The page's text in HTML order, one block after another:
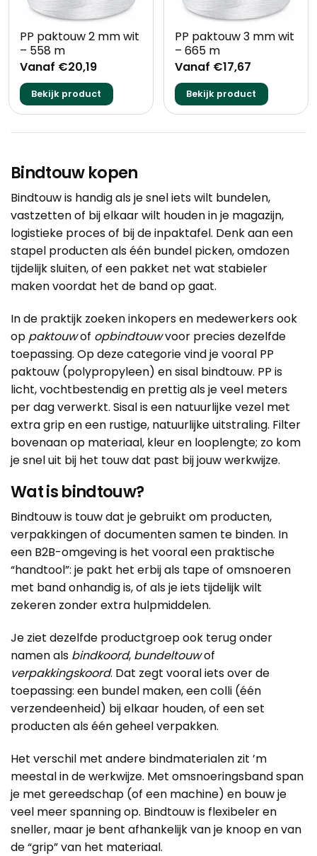
PP paktouw 2 mm wit
– 558 m
Vanaf €20,19
Bekijk product
PP paktouw 3 mm wit
– 665 m
Vanaf €17,67
Bekijk product
Bindtouw kopen
Bindtouw is handig als je snel iets wilt bundelen,
vastzetten of bij elkaar wilt houden in je magazijn,
logistieke proces of bij de inpaktafel. Denk aan een
stapel producten als één bundel picken, omdozen
tijdelijk sluiten, of een pakket net wat stabieler
maken voordat het de band op gaat.
In de praktijk zoeken inkopers en medewerkers ook
op paktouwof opbindtouwvoor precies dezelfde
toepassing. Op deze categorie vind je vooral PP
paktouw (polypropyleen) en sisal bindtouw. PP is
licht, vochtbestendig en prettig als je veel meters
per dag verwerkt. Sisal is een natuurlijke vezel met
extra grip en een rustige, natuurlijke uitstraling. Filter
bovenaan op materiaal, kleur en looplengte; zo kom
je snel uit bij het touw dat past bij jouw werkwijze.
Wat is bindtouw?
Bindtouw is touw dat je gebruikt om producten,
verpakkingen of documenten samen te binden. In
een B2B-omgeving is het vooral een praktische
“handtool”: je pakt het erbij als tape of omsnoeren
met band onhandig is, of als je iets tijdelijk wilt
zekeren zonder extra hulpmiddelen.
Je ziet dezelfde productgroep ook terug onder
namen als bindkoord, bundeltouwof
verpakkingskoord. Dat zegt vooral iets over de
toepassing: een bundel maken, een colli (één
verzendeenheid) bij elkaar houden, of een set
producten als één geheel verpakken.
Het verschil met andere bindmaterialen zit ’m
meestal in de werkwijze. Met omsnoeringsband span
je met gereedschap (of een machine) en bouw je
veel meer spanning op. Bindtouw is flexibeler en
sneller, maar je bent afhankelijk van je knoop en van
de “grip” van het materiaal.